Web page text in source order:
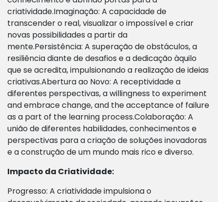
criatividade.Imaginação: A capacidade de
transcender o real, visualizar o impossível e criar
novas possibilidades a partir da
mente.Persistência: A superação de obstáculos, a
resiliência diante de desafios e a dedicação àquilo
que se acredita, impulsionando a realização de ideias
criativas.Abertura ao Novo: A receptividade a
diferentes perspectivas, a willingness to experiment
and embrace change, and the acceptance of failure
as a part of the learning process.Colaboração: A
união de diferentes habilidades, conhecimentos e
perspectivas para a criação de soluções inovadoras
e a construção de um mundo mais rico e diverso.
Impacto da Criatividade:
Progresso: A criatividade impulsiona o